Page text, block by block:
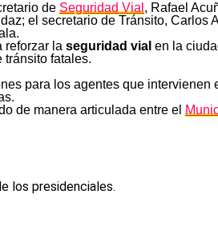
de Seguridad Vial , Rafael
el secretario de Tránsito, Carlos
reforzar la seguridad vial en la
tránsito fatales.
para los agentes que
de manera articulada entre el
los presidenciales.